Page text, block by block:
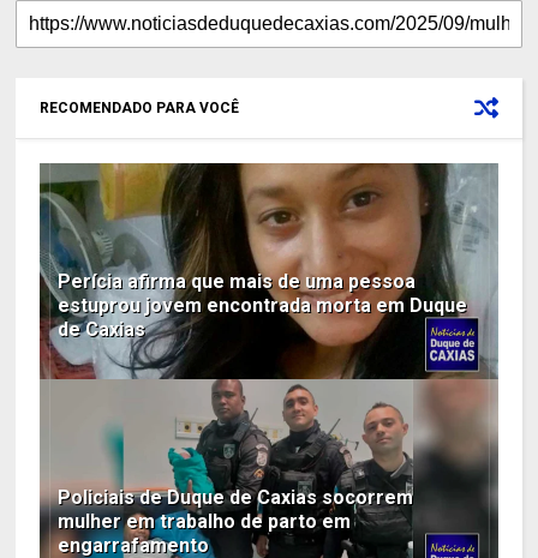
RECOMENDADO PARA VOCÊ
Perícia afirma que mais de uma pessoa
estuprou jovem encontrada morta em Duque
de Caxias
Policiais de Duque de Caxias socorrem
mulher em trabalho de parto em
engarrafamento